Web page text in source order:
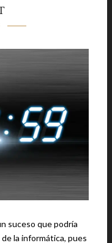
suceso que podría
la informática, pues